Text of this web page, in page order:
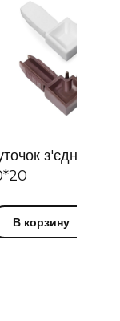
з'єднувач
В корзину